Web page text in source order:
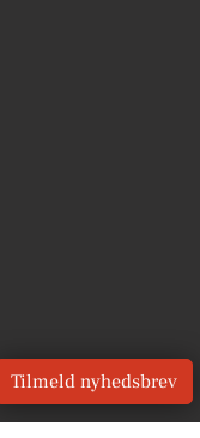
Tilmeld nyhedsbrev